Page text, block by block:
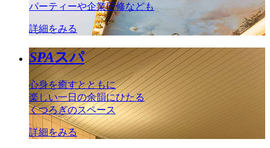
パーティーや企業研修なども
詳細をみる
SPAスパ
心身を癒すとともに
楽しい一日の余韻にひたる
くつろぎのスペース
詳細をみる